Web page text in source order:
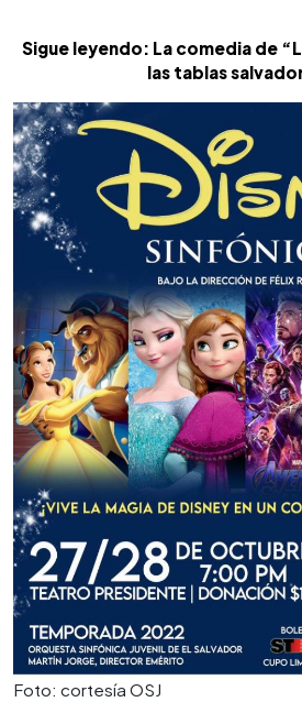
Sigue leyendo: La comedia de
las tablas
Foto: cortesía OSJ